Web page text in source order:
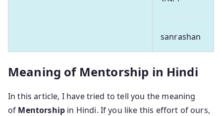
sanrashan
Meaning of Mentorship in Hindi
In this article, I have tried to tell you the meaning
of Mentorship in Hindi. If you like this effort of ours,